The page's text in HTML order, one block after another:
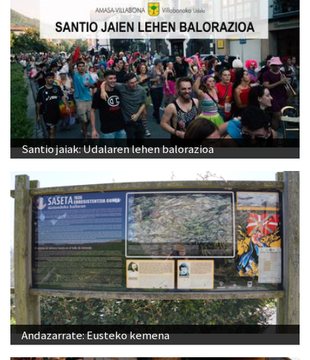
Santio jaiak: Udalaren lehen balorazioa
Andazarrate: Eusteko kemena